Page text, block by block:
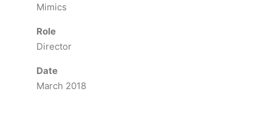
Mimics
Role
Director
Date
March 2018